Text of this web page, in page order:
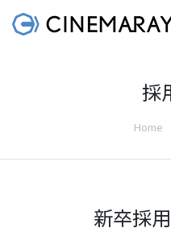
採
Home
新卒採